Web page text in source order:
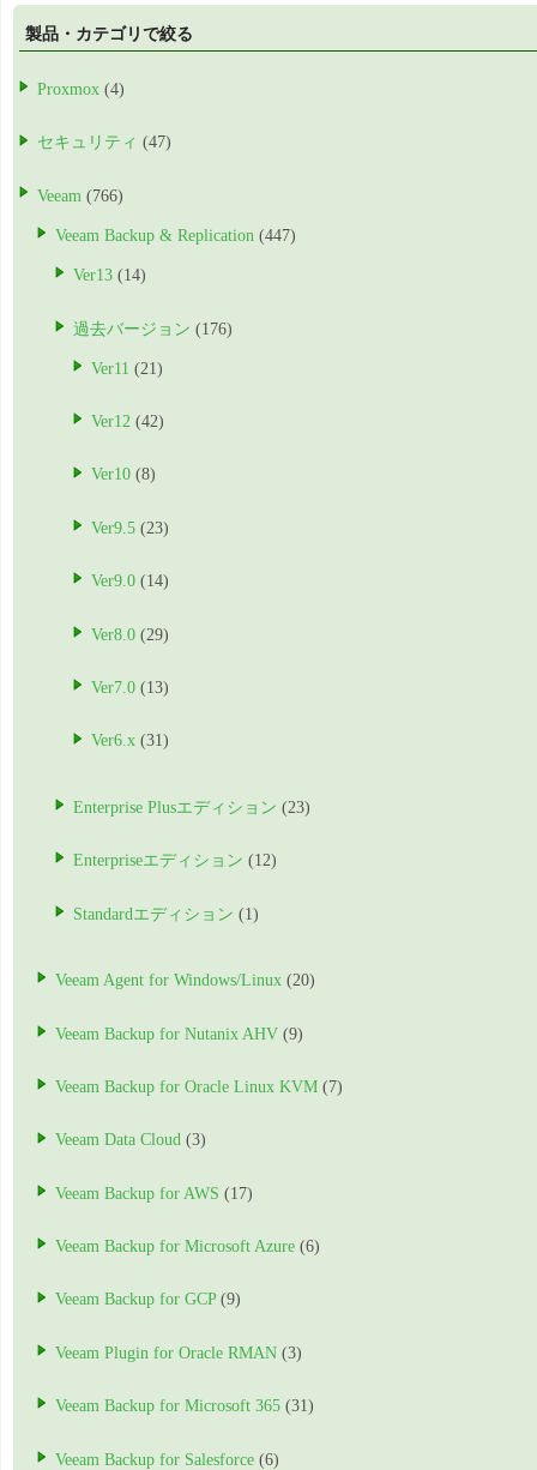
製品・カテゴリで絞る
Proxmox (4)
セキュリティ (47)
Veeam (766)
Veeam Backup & Replication (447)
Ver13 (14)
過去バージョン (176)
Ver11 (21)
Ver12 (42)
Ver10 (8)
Ver9.5 (23)
Ver9.0 (14)
Ver8.0 (29)
Ver7.0 (13)
Ver6.x (31)
Enterprise Plusエディション (23)
Enterpriseエディション (12)
Standardエディション (1)
Veeam Agent for Windows/Linux (20)
Veeam Backup for Nutanix AHV (9)
Veeam Backup for Oracle Linux KVM (7)
Veeam Data Cloud (3)
Veeam Backup for AWS (17)
Veeam Backup for Microsoft Azure (6)
Veeam Backup for GCP(9)
Veeam Plugin for Oracle RMAN (3)
Veeam Backup for Microsoft 365 (31)
Veeam Backup for Salesforce (6)